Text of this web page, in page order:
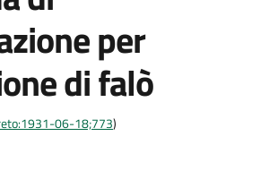
per
di falò
06-18;773)